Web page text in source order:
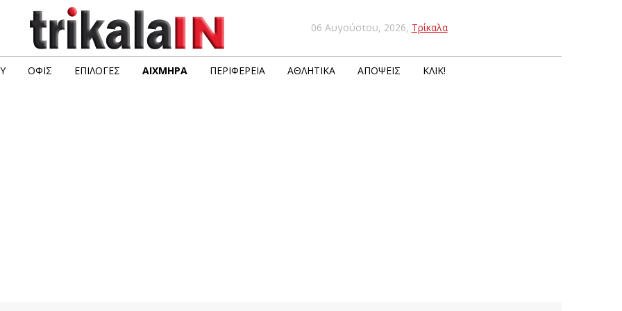
06 Αυγούστου, 2026, Τρίκαλα
ΟΦΙΣ ΕΠΙΛΟΓΈΣ ΑΙΧΜΗΡΆ ΠΕΡΙΦΈΡΕΙΑ ΑΘΛΗΤΙΚΆ ΑΠΌΨΕΙΣ ΚΛΙΚ!